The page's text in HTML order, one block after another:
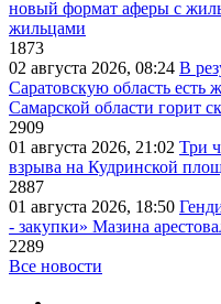
новый формат аферы с
жильцами
1873
02 августа 2026, 08:24 В
Саратовскую область есть
Самарской области горит
2909
01 августа 2026, 21:02 Три
взрыва на Кудринской
2887
01 августа 2026, 18:50
- закупки» Мазина
2289
Все новости